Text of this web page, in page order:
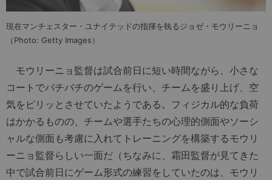
現在マンチェスター・ユナイテッドの指揮を執るジョゼ・モウリーニョ
（Photo: Getty Images）
モウリーニョ監督は試合前日に短い時間ながら、小さな
コートでバチバチのゲームを行い、チームを盛り上げ、空
気をピリッとさせていたようである。フィジカル的な負荷
はかかるものの、チームや選手たちの心理的側面やソーシ
ャルな側面も考慮に入れてトレーニングを構築するモウリ
ーニョ監督らしい一面だ（ちなみに、霜田監督が見てきた
中で試合前日にゲーム形式の練習をしていたのは、モウリ